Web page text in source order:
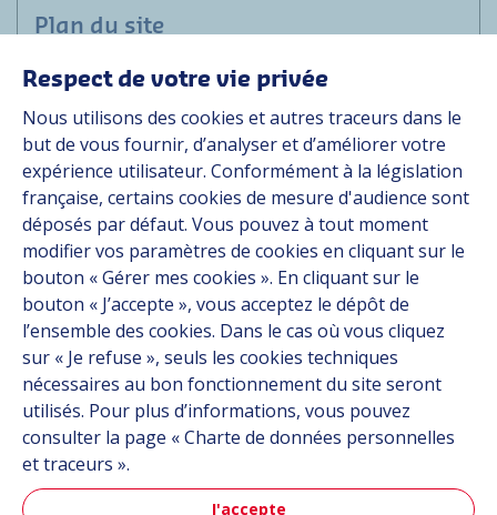
Plan du site
Applications
Solutions
Ressources
À propos
Carrière
Contact
Suivez-nous
Linkedin
Instagram
Respect de votre vie privée
Nous utilisons des cookies et autres traceurs dans le
but de vous fournir, d’analyser et d’améliorer votre
expérience utilisateur. Conformément à la législation
française, certains cookies de mesure d'audience sont
déposés par défaut. Vous pouvez à tout moment
modifier vos paramètres de cookies en cliquant sur le
bouton « Gérer mes cookies ». En cliquant sur le
bouton « J’accepte », vous acceptez le dépôt de
l’ensemble des cookies. Dans le cas où vous cliquez
sur « Je refuse », seuls les cookies techniques
nécessaires au bon fonctionnement du site seront
utilisés. Pour plus d’informations, vous pouvez
consulter la page « Charte de données personnelles
et traceurs ».
J'accepte